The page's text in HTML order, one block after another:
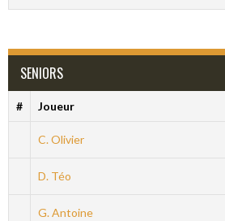
SENIORS
# Joueur
C. Olivier
D. Téo
G. Antoine